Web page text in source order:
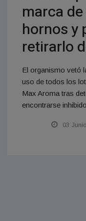
marca
hornos y
retirarlo
El organismo vetó
uso de todos los
Max Aroma tras
encontrarse
03